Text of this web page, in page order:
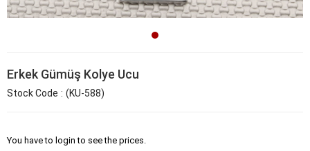
Erkek Gümüş Kolye Ucu
Stock Code (KU-588)
You have to login to see the prices.